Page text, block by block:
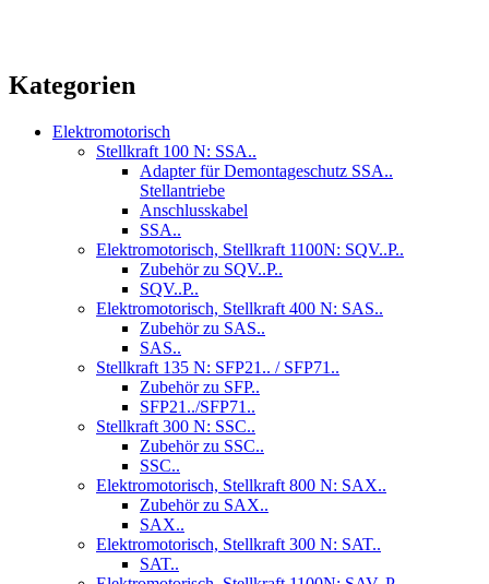
Kategorien
Elektromotorisch
Stellkraft 100 N: SSA..
Adapter für Demontageschutz SSA..
Stellantriebe
Anschlusskabel
SSA..
Elektromotorisch, Stellkraft 1100N: SQV..P..
Zubehör zu SQV..P..
SQV..P..
Elektromotorisch, Stellkraft 400 N: SAS..
Zubehör zu SAS..
SAS..
Stellkraft 135 N: SFP21.. / SFP71..
Zubehör zu SFP..
SFP21../SFP71..
Stellkraft 300 N: SSC..
Zubehör zu SSC..
SSC..
Elektromotorisch, Stellkraft 800 N: SAX..
Zubehör zu SAX..
SAX..
Elektromotorisch, Stellkraft 300 N: SAT..
SAT..